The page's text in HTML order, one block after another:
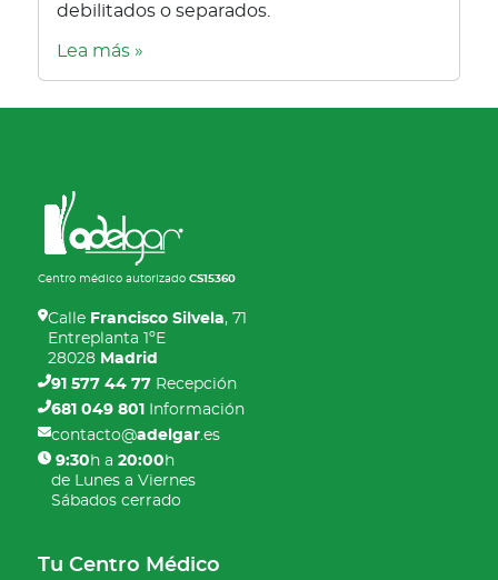
debilitados o separados.
Lea más »
Centro médico autorizadoCS15360
Calle Francisco Silvela, 71
Entreplanta 1ºE
28028 Madrid
91 577 44 77 Recepción
681 049 801
Información
contacto@adelgar.es
9:30 h a20:00 h
de Lunes a Viernes
Sábados cerrado
Tu Centro Médico